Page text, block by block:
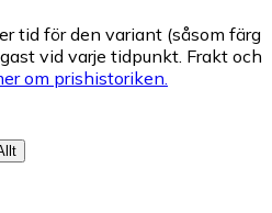
tid för den variant (såsom färg
vid varje tidpunkt. Frakt och
om prishistoriken.